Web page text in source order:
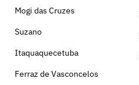
Mogi das Cruzes
Suzano
Itaquaquecetuba
Ferraz de Vasconcelos